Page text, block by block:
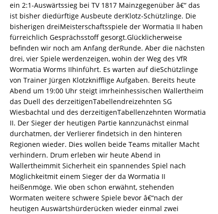
ein 2:1-Auswärtssieg bei TV 1817 Mainzgegenüber â€“ das
ist bisher diedürftige Ausbeute derKlotz-Schützlinge. Die
bisherigen dreiMeisterschaftsspiele der Wormatia II haben
fürreichlich Gesprächsstoff gesorgt.Glücklicherweise
befinden wir noch am Anfang derRunde. Aber die nächsten
drei, vier Spiele werdenzeigen, wohin der Weg des VfR
Wormatia Worms IIhinführt. Es warten auf dieSchützlinge
von Trainer Jürgen Klotzknifflige Aufgaben. Bereits heute
Abend um 19:00 Uhr steigt imrheinhessischen Wallertheim
das Duell des derzeitigenTabellendreizehnten SG
Wiesbachtal und des derzeitigenTabellenzehnten Wormatia
II. Der Sieger der heutigen Partie kannzunächst einmal
durchatmen, der Verlierer findetsich in den hinteren
Regionen wieder. Dies wollen beide Teams mitaller Macht
verhindern. Drum erleben wir heute Abend in
Wallertheimmit Sicherheit ein spannendes Spiel nach
Möglichkeitmit einem Sieger der da Wormatia II
heißenmöge. Wie oben schon erwähnt, stehenden
Wormaten weitere schwere Spiele bevor â€“nach der
heutigen Auswärtshürderücken wieder einmal zwei